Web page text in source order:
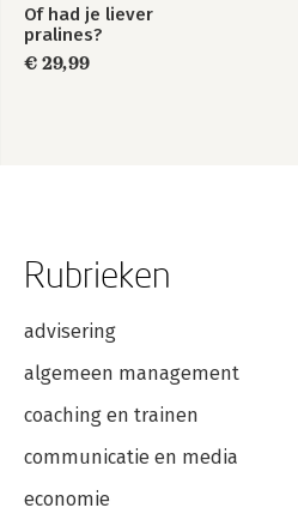
Of had je liever
pralines?
€ 29,99
Rubrieken
advisering
algemeen management
coaching en trainen
communicatie en media
economie